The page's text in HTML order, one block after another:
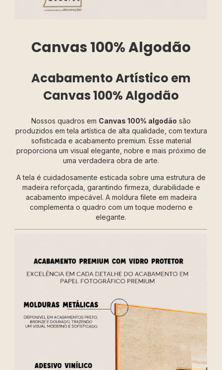
Canvas 100% Algodão
Acabamento Artístico em
Canvas 100% Algodão
Nossos quadros em Canvas 100% algodão são
produzidos em tela artística de alta qualidade, com textura
sofisticada e acabamento premium. Esse material
proporciona um visual elegante, nobre e mais próximo de
uma verdadeira obra de arte.
A tela é cuidadosamente esticada sobre uma estrutura de
madeira reforçada, garantindo firmeza, durabilidade e
acabamento impecável. A moldura filete em madeira
complementa o quadro com um toque moderno e
elegante.